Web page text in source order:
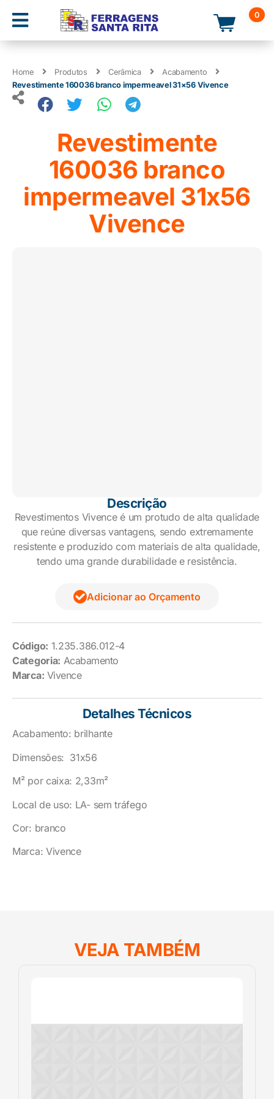
0
Home Produtos Cerâmica
Acabamento
Revestimente 160036 branco impermeavel 31×56 Vivence
Revestimente
160036 branco
impermeavel 31x56
Vivence
Descrição
Revestimentos Vivence é um protudo de alta qualidade
que reúne diversas vantagens, sendo extremamente
resistente e produzido com materiais de alta qualidade,
tendo uma grande durabilidade e resistência.
Adicionar ao Orçamento
Código: 1.235.386.012-4
Categoria: Acabamento
Marca: Vivence
Detalhes Técnicos
Acabamento: brilhante
Dimensões: 31x56
M² por caixa: 2,33m²
Local de uso: LA- sem tráfego
Cor: branco
Marca: Vivence
VEJA TAMBÉM